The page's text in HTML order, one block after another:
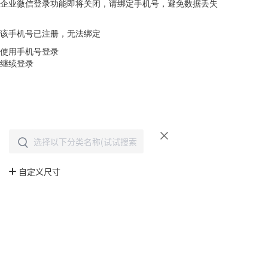
企业微信登录功能即将关闭，请绑定手机号，避免数据丢失
该手机号已注册，无法绑定
使用手机号登录
继续登录